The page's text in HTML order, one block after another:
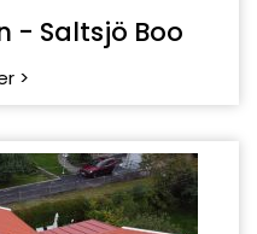
- Hägersten
>